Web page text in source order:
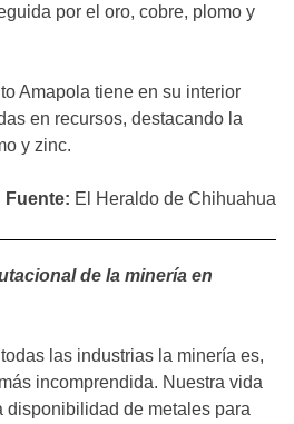
por el oro, cobre, plomo y
Amapola tiene en su interior
en recursos, destacando la
y zinc.
Fuente: El Heraldo de Chihuahua
de la minería en
las industrias la minería es,
incomprendida. Nuestra vida
disponibilidad de metales para